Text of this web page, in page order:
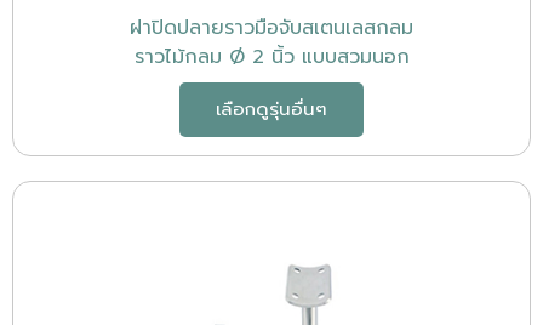
ฝาปิดปลายราวมือจับสเตนเลสกลม
ราวไม้กลม Ø 2 นิ้ว แบบสวมนอก
เลือกดูรุ่นอื่นๆ